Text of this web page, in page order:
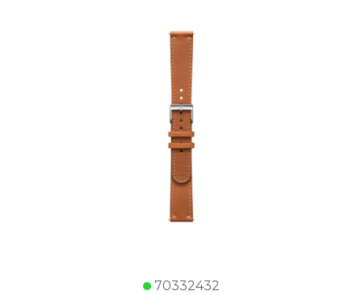
70332432